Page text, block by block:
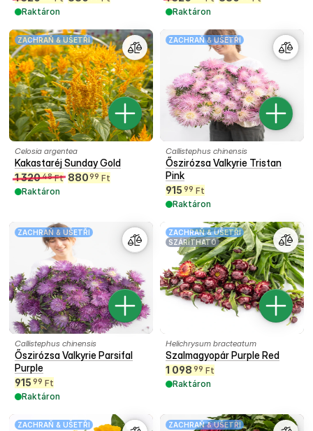
Raktáron
Raktáron
ZACHRAŇ & UŠETŘI
Celosia argentea
Kakastaréj Sunday Gold
1 32048 Ft 88099 Ft
Raktáron
ZACHRAŇ & UŠETŘI
Callistephus chinensis
Őszirózsa Valkyrie Tristan
Pink
915 99 Ft
Raktáron
ZACHRAŇ & UŠETŘI
Callistephus chinensis
Őszirózsa Valkyrie Parsifal
Purple
915 99 Ft
Raktáron
ZACHRAŇ & UŠETŘI
SZÁRÍTHATÓ
Helichrysum bracteatum
Szalmagyopár Purple Red
1 098 99 Ft
Raktáron
ZACHRAŇ & UŠETŘI ZACHRAŇ & UŠETŘI